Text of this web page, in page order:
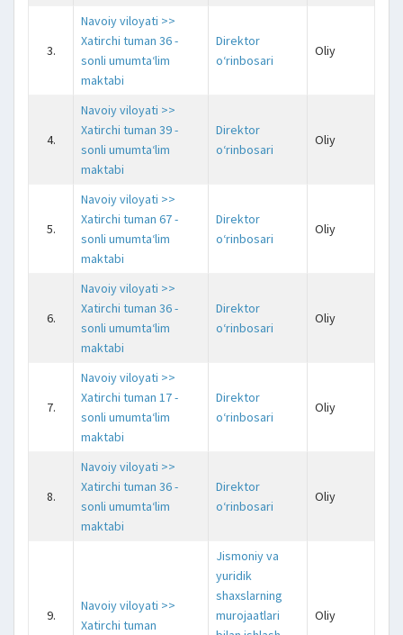
3.
Navoiy viloyati >>
Xatirchi tuman 36 -
sonli umumta‘lim
maktabi
Direktor
o‘rinbosari
Oliy
4.
Navoiy viloyati >>
Xatirchi tuman 39 -
sonli umumta‘lim
maktabi
Direktor
o‘rinbosari
Oliy
5.
Navoiy viloyati >>
Xatirchi tuman 67 -
sonli umumta‘lim
maktabi
Direktor
o‘rinbosari
Oliy
6.
Navoiy viloyati >>
Xatirchi tuman 36 -
sonli umumta‘lim
maktabi
Direktor
o‘rinbosari
Oliy
7.
Navoiy viloyati >>
Xatirchi tuman 17 -
sonli umumta‘lim
maktabi
Direktor
o‘rinbosari
Oliy
8.
Navoiy viloyati >>
Xatirchi tuman 36 -
sonli umumta‘lim
maktabi
Direktor
o‘rinbosari
Oliy
9.
Navoiy viloyati >>
Xatirchi tuman
Jismoniy va
yuridik
shaxslarning
murojaatlari
Oliy